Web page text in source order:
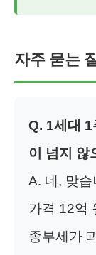
자주 묻는
Q. 1세대 1
이 넘지 않
A. 네, 맞
가격 12억
종부세가